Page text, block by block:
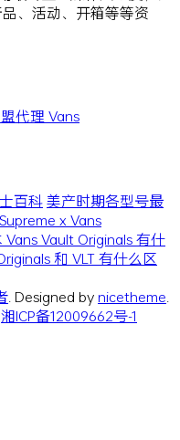
、活动、开箱等等资
代理 Vans
百科美产时期各型号最
x Vans
Vans Vault Originals 有什
和 VLT 有什么区
. Designed bynicetheme
湘ICP备12009662号-1